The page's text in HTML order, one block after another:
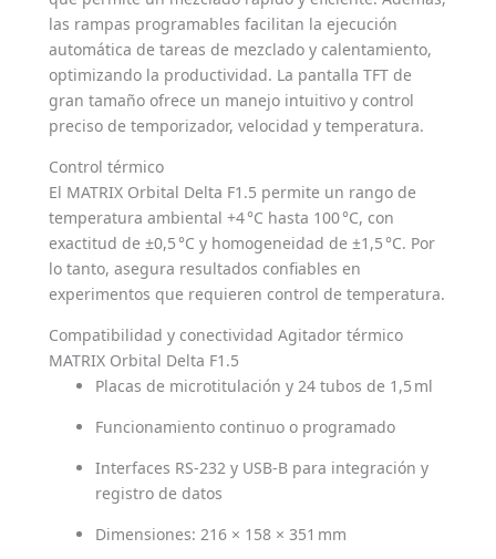
las rampas programables facilitan la ejecución
automática de tareas de mezclado y calentamiento,
optimizando la productividad. La pantalla TFT de
gran tamaño ofrece un manejo intuitivo y control
preciso de temporizador, velocidad y temperatura.
Control térmico
El MATRIX Orbital Delta F1.5 permite un rango de
temperatura ambiental +4 °C hasta 100 °C, con
exactitud de ±0,5 °C y homogeneidad de ±1,5 °C. Por
lo tanto, asegura resultados confiables en
experimentos que requieren control de temperatura.
Compatibilidad y conectividad Agitador térmico
MATRIX Orbital Delta F1.5
Placas de microtitulación y 24 tubos de 1,5 ml
Funcionamiento continuo o programado
Interfaces RS-232 y USB-B para integración y
registro de datos
Dimensiones: 216 × 158 × 351 mm